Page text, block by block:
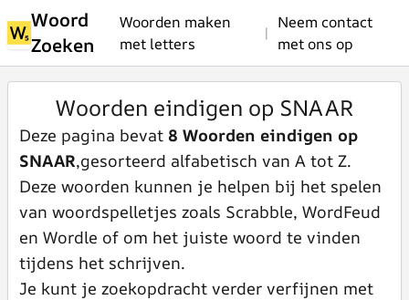
Woord
Zoeken
Woorden maken
met letters
|
Neem contact
met ons op
Woorden eindigen op SNAAR
Deze pagina bevat 8 Woorden eindigen op
SNAAR,gesorteerd alfabetisch van A tot Z.
Deze woorden kunnen je helpen bij het spelen
van woordspelletjes zoals Scrabble, WordFeud
en Wordle of om het juiste woord te vinden
tijdens het schrijven.
Je kunt je zoekopdracht verder verfijnen met